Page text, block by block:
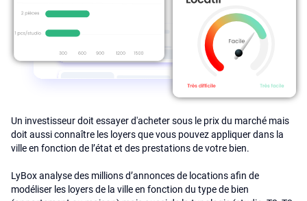
Un investisseur doit essayer d'acheter sous le prix du marché mais
doit aussi connaître les loyers que vous pouvez appliquer dans la
ville en fonction de l’état et des prestations de votre bien.
LyBox analyse des millions d’annonces de locations afin de
modéliser les loyers de la ville en fonction du type de bien